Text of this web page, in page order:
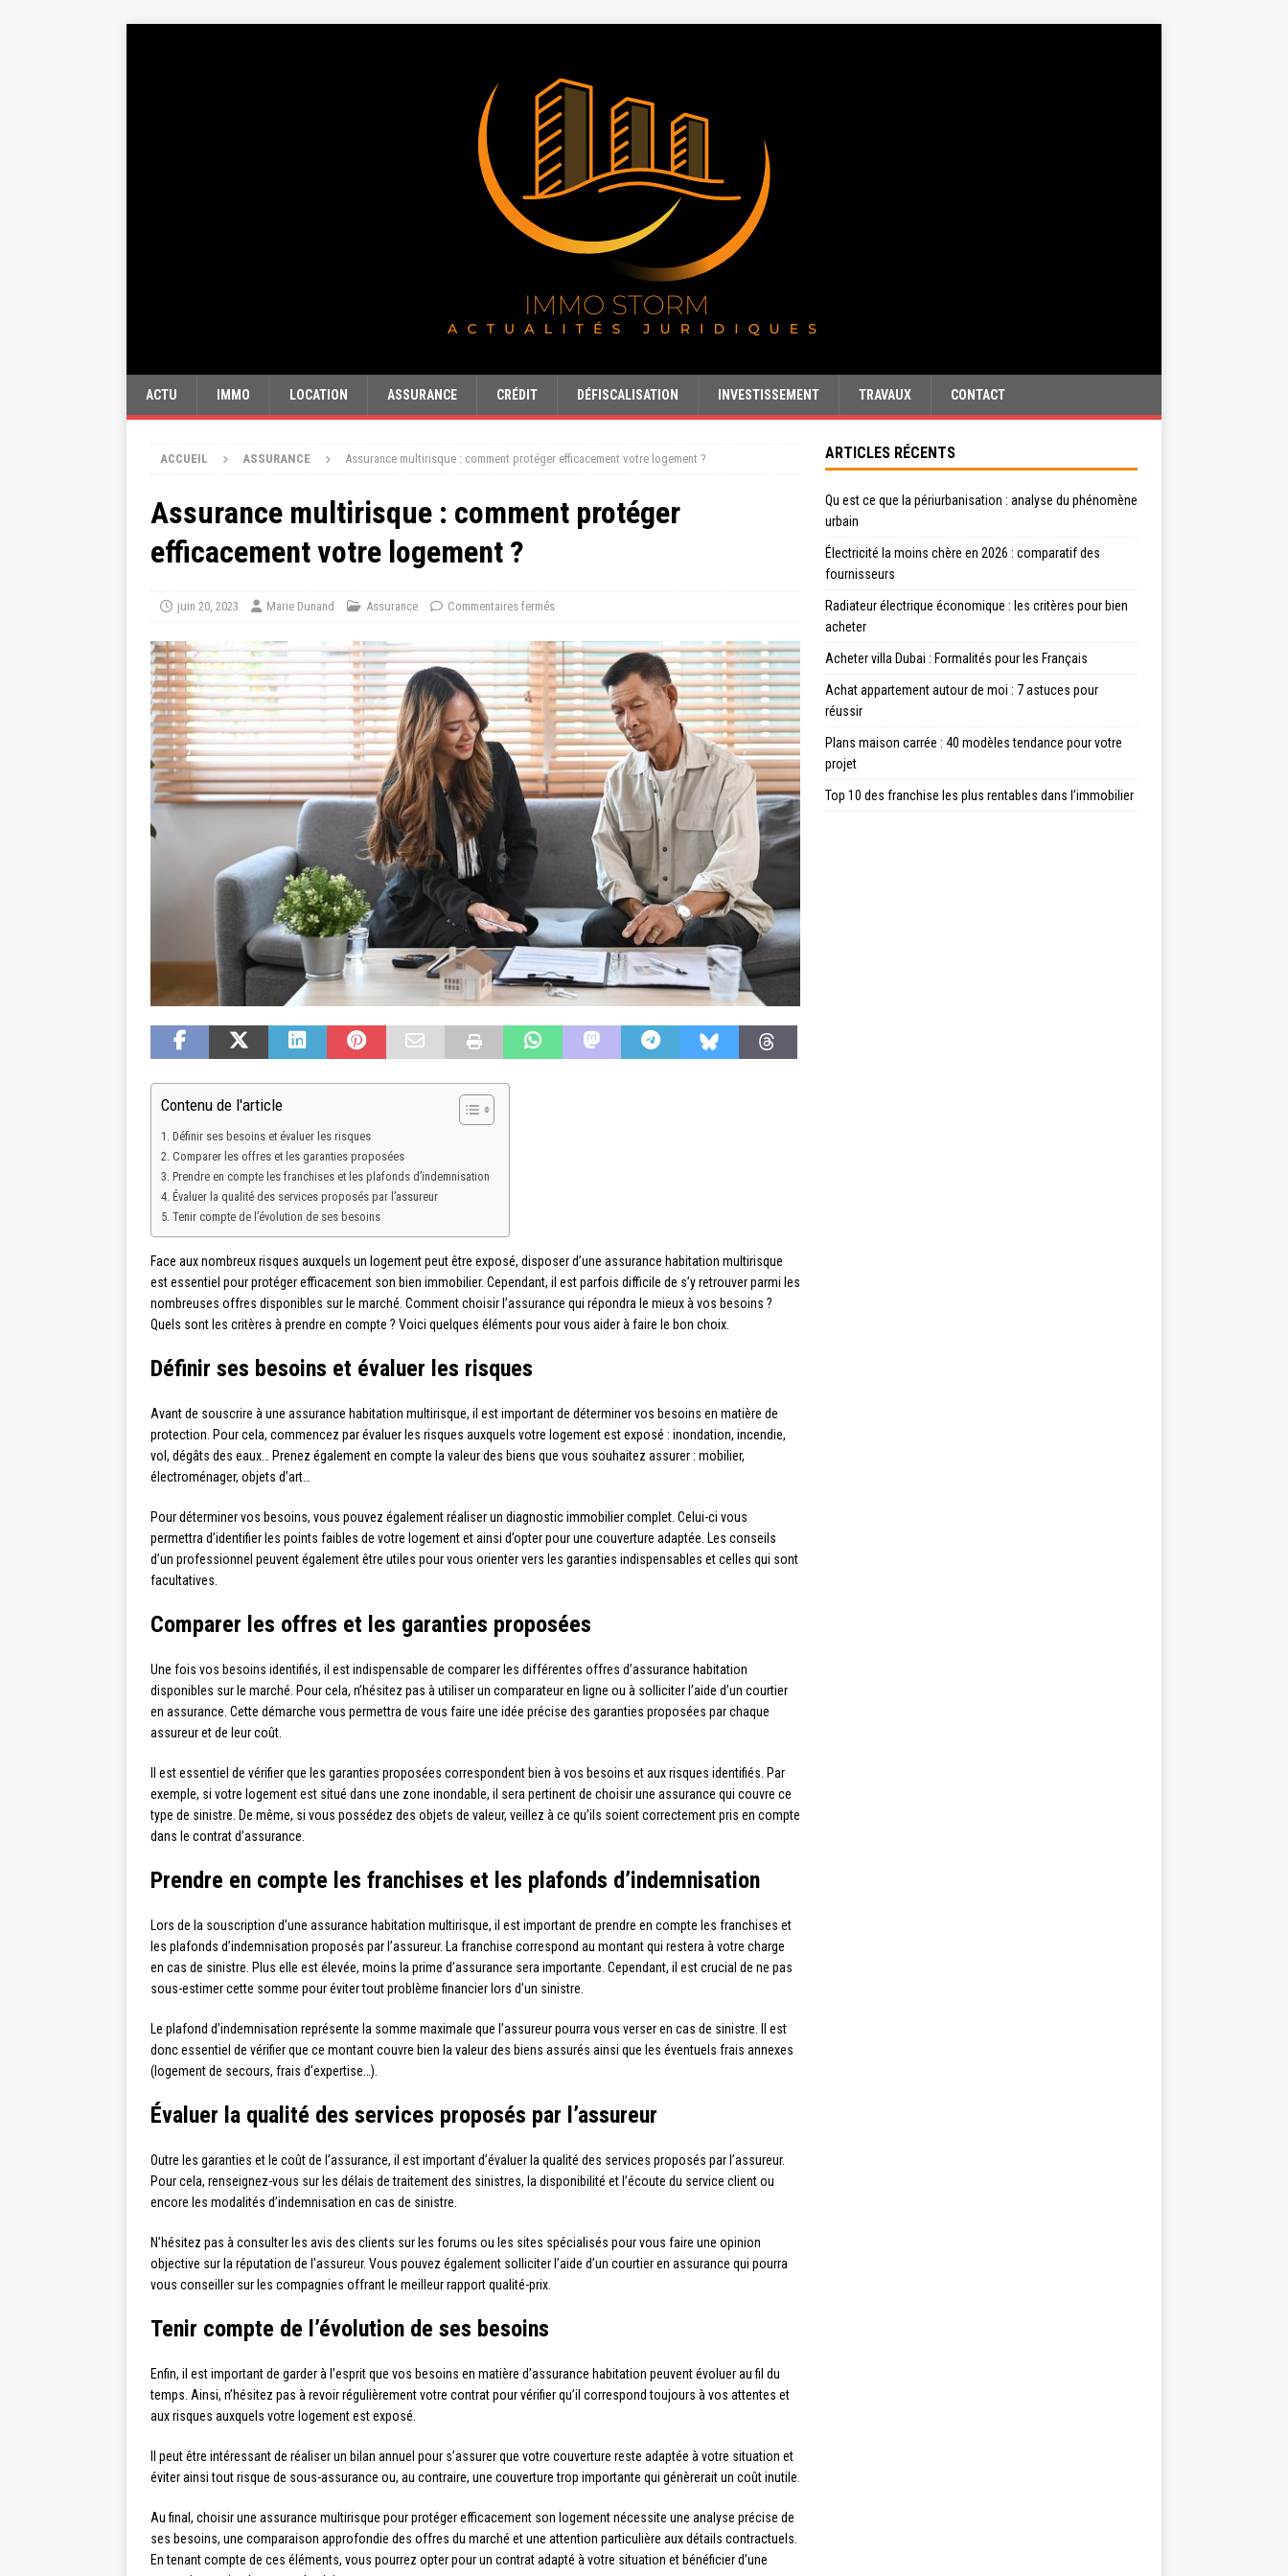
ACTU IMMO LOCATION ASSURANCE CRÉDIT DÉFISCALISATION INVESTISSEMENT TRAVAUX CONTACT
ACCUEIL ASSURANCE Assurance multirisque : comment protéger efficacement votre logement ?
Assurance multirisque : comment protéger
efficacement votre logement ?
juin 20, 2023 Marie Dunand Assurance Commentaires fermés
Contenu de l'article
Définir ses besoins et évaluer les risques
Comparer les offres et les garanties proposées
Prendre en compte les franchises et les plafonds d’indemnisation
Évaluer la qualité des services proposés par l’assureur
Tenir compte de l’évolution de ses besoins
Face aux nombreux risques auxquels un logement peut être exposé, disposer d’une assurance habitation multirisque
est essentiel pour protéger efficacement son bien immobilier. Cependant, il est parfois difficile de s’y retrouver parmi les
nombreuses offres disponibles sur le marché. Comment choisir l’assurance qui répondra le mieux à vos besoins ?
Quels sont les critères à prendre en compte ? Voici quelques éléments pour vous aider à faire le bon choix.
Définir ses besoins et évaluer les risques
Avant de souscrire à une assurance habitation multirisque, il est important de déterminer vos besoins en matière de
protection. Pour cela, commencez par évaluer les risques auxquels votre logement est exposé : inondation, incendie,
vol, dégâts des eaux… Prenez également en compte la valeur des biens que vous souhaitez assurer : mobilier,
électroménager, objets d’art…
Pour déterminer vos besoins, vous pouvez également réaliser un diagnostic immobilier complet. Celui-ci vous
permettra d’identifier les points faibles de votre logement et ainsi d’opter pour une couverture adaptée. Les conseils
d’un professionnel peuvent également être utiles pour vous orienter vers les garanties indispensables et celles qui sont
facultatives.
Comparer les offres et les garanties proposées
Une fois vos besoins identifiés, il est indispensable de comparer les différentes offres d’assurance habitation
disponibles sur le marché. Pour cela, n’hésitez pas à utiliser un comparateur en ligne ou à solliciter l’aide d’un courtier
en assurance. Cette démarche vous permettra de vous faire une idée précise des garanties proposées par chaque
assureur et de leur coût.
Il est essentiel de vérifier que les garanties proposées correspondent bien à vos besoins et aux risques identifiés. Par
exemple, si votre logement est situé dans une zone inondable, il sera pertinent de choisir une assurance qui couvre ce
type de sinistre. De même, si vous possédez des objets de valeur, veillez à ce qu’ils soient correctement pris en compte
dans le contrat d’assurance.
Prendre en compte les franchises et les plafonds d’indemnisation
Lors de la souscription d’une assurance habitation multirisque, il est important de prendre en compte les franchises et
les plafonds d’indemnisation proposés par l’assureur. La franchise correspond au montant qui restera à votre charge
en cas de sinistre. Plus elle est élevée, moins la prime d’assurance sera importante. Cependant, il est crucial de ne pas
sous-estimer cette somme pour éviter tout problème financier lors d’un sinistre.
Le plafond d’indemnisation représente la somme maximale que l’assureur pourra vous verser en cas de sinistre. Il est
donc essentiel de vérifier que ce montant couvre bien la valeur des biens assurés ainsi que les éventuels frais annexes
(logement de secours, frais d’expertise…).
Évaluer la qualité des services proposés par l’assureur
Outre les garanties et le coût de l’assurance, il est important d’évaluer la qualité des services proposés par l’assureur.
Pour cela, renseignez-vous sur les délais de traitement des sinistres, la disponibilité et l’écoute du service client ou
encore les modalités d’indemnisation en cas de sinistre.
N’hésitez pas à consulter les avis des clients sur les forums ou les sites spécialisés pour vous faire une opinion
objective sur la réputation de l’assureur. Vous pouvez également solliciter l’aide d’un courtier en assurance qui pourra
vous conseiller sur les compagnies offrant le meilleur rapport qualité-prix.
Tenir compte de l’évolution de ses besoins
Enfin, il est important de garder à l’esprit que vos besoins en matière d’assurance habitation peuvent évoluer au fil du
temps. Ainsi, n’hésitez pas à revoir régulièrement votre contrat pour vérifier qu’il correspond toujours à vos attentes et
aux risques auxquels votre logement est exposé.
Il peut être intéressant de réaliser un bilan annuel pour s’assurer que votre couverture reste adaptée à votre situation et
éviter ainsi tout risque de sous-assurance ou, au contraire, une couverture trop importante qui génèrerait un coût inutile.
Au final, choisir une assurance multirisque pour protéger efficacement son logement nécessite une analyse précise de
ses besoins, une comparaison approfondie des offres du marché et une attention particulière aux détails contractuels.
En tenant compte de ces éléments, vous pourrez opter pour un contrat adapté à votre situation et bénéficier d’une
ARTICLES RÉCENTS
Qu est ce que la périurbanisation : analyse du phénomène
urbain
Électricité la moins chère en 2026 : comparatif des
fournisseurs
Radiateur électrique économique : les critères pour bien
acheter
Acheter villa Dubai : Formalités pour les Français
Achat appartement autour de moi : 7 astuces pour
réussir
Plans maison carrée : 40 modèles tendance pour votre
projet
Top 10 des franchise les plus rentables dans l’immobilier